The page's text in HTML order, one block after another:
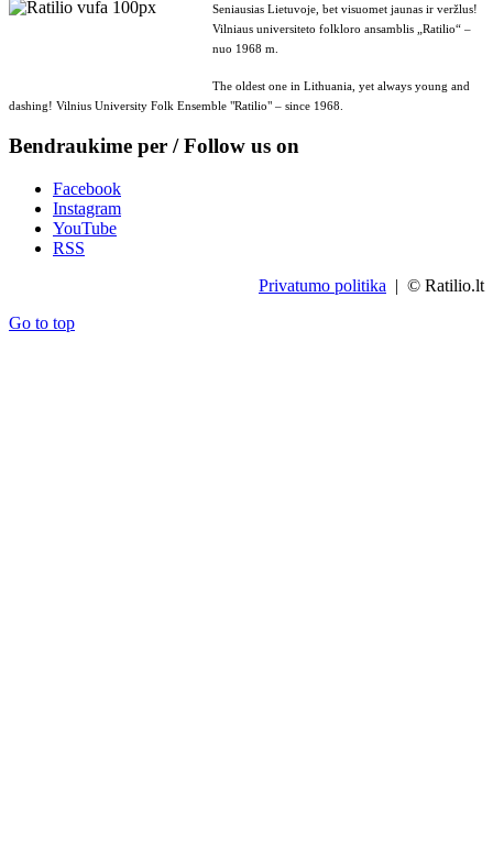
Seniausias Lietuvoje, bet visuomet jaunas ir veržlus!
Vilniaus universiteto folkloro ansamblis „Ratilio“ –
nuo 1968 m.
The oldest one in Lithuania, yet always young and
dashing! Vilnius University Folk Ensemble "Ratilio" – since 1968.
Bendraukime per / Follow us on
Facebook
Instagram
YouTube
RSS
Privatumo politika | © Ratilio.lt
Go to top